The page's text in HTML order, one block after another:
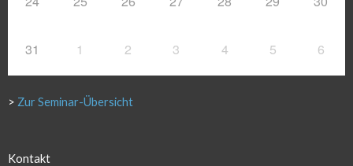
31 1 2 3 4 5 6
> Zur Seminar-Übersicht
Kontakt